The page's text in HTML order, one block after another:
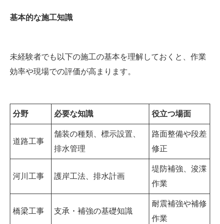
基本的な施工知識
未経験者でも以下の施工の基本を理解しておくと、作業
効率や現場での評価が高まります。
分野 必要な知識 役立つ場面
道路工事
舗装の種類、標示設置、
排水管理
路面整備や段差
修正
河川工事 護岸工法、排水計画
堤防補強、浚渫
作業
橋梁工事 支承・補強の基礎知識
耐震補強や補修
作業